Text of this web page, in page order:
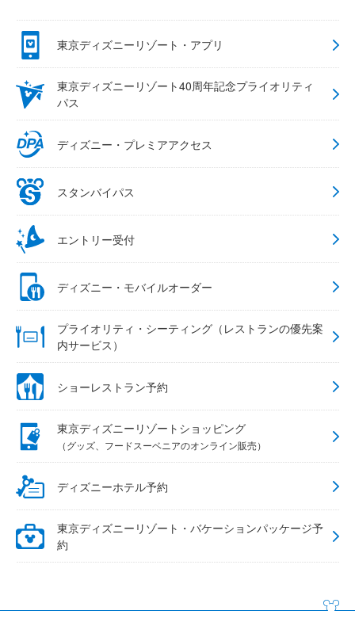
東京ディズニーリゾート・アプリ
東京ディズニーリゾート40周年記念プライオリティ
パス
ディズニー・プレミアアクセス
スタンバイパス
エントリー受付
ディズニー・モバイルオーダー
プライオリティ・シーティング（レストランの優先案
内サービス）
ショーレストラン予約
東京ディズニーリゾートショッピング
（グッズ、フードスーベニアのオンライン販売）
ディズニーホテル予約
東京ディズニーリゾート・バケーションパッケージ予
約